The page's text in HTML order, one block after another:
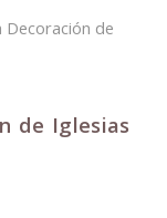
Decoración de
de Iglesias